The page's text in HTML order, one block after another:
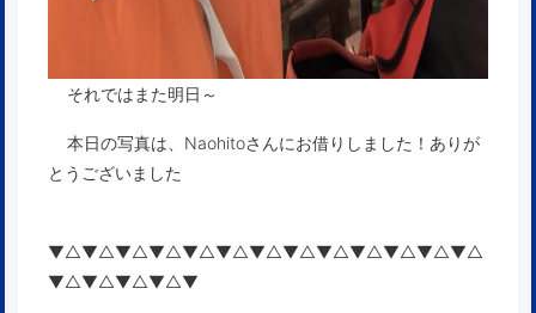
それではまた明日～
本日の写真は、Naohitoさんにお借りしました！ありが
とうございました
▼△▼△▼△▼△▼△▼△▼△▼△▼△▼△▼△▼△▼△
▼△▼△▼△▼△▼